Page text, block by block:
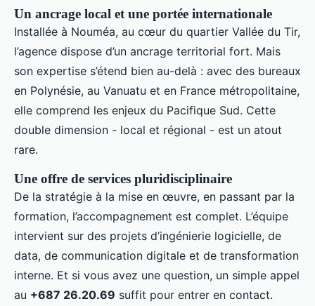
Un ancrage local et une portée internationale
Installée à Nouméa, au cœur du quartier Vallée du Tir,
l’agence dispose d’un ancrage territorial fort. Mais
son expertise s’étend bien au-delà : avec des bureaux
en Polynésie, au Vanuatu et en France métropolitaine,
elle comprend les enjeux du Pacifique Sud. Cette
double dimension - local et régional - est un atout
rare.
Une offre de services pluridisciplinaire
De la stratégie à la mise en œuvre, en passant par la
formation, l’accompagnement est complet. L’équipe
intervient sur des projets d’ingénierie logicielle, de
data, de communication digitale et de transformation
interne. Et si vous avez une question, un simple appel
au +687 26.20.69 suffit pour entrer en contact.